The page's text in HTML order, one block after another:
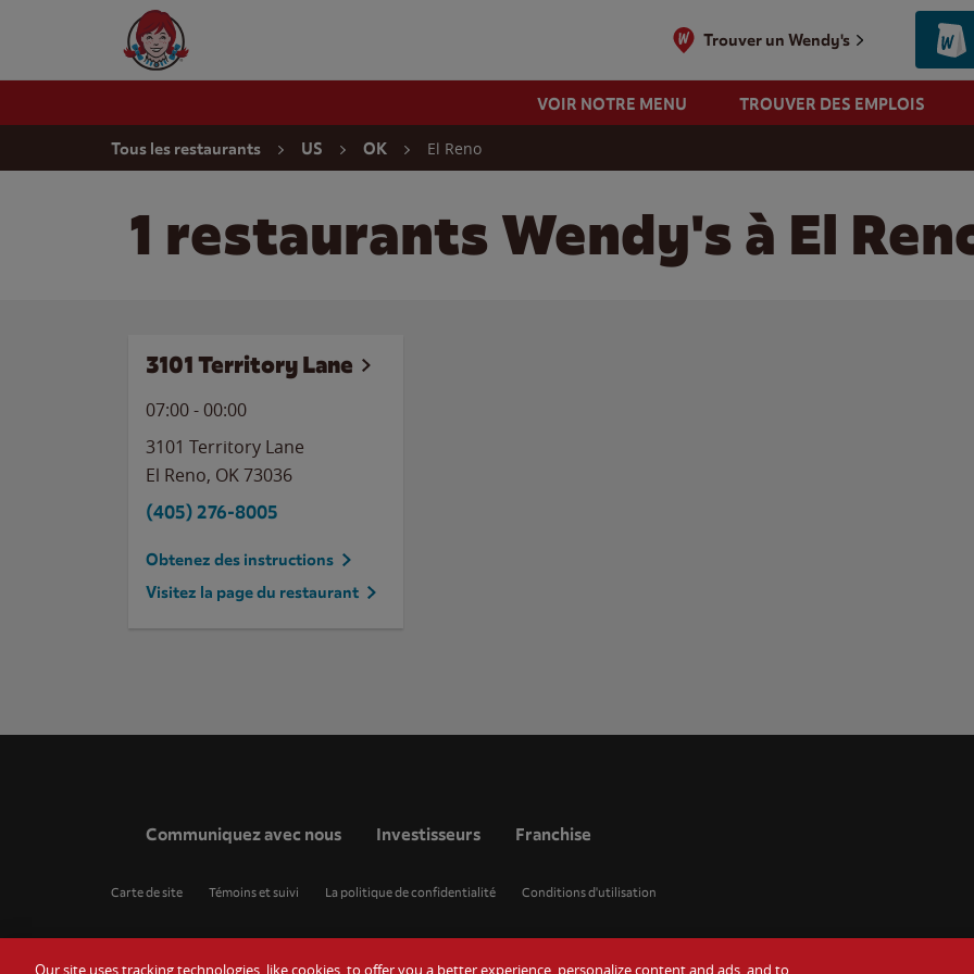
Wendy's Website Home
Trouver un Wendy's
VOIR NOTRE MENU TROUVER DES EMPLOIS
Return to NavTous les restaurants US OK El Reno
1 restaurants Wendy's à El
3101 Territory Lane
07:00- 00:00
3101 Territory Lane
El Reno, OK73036
(405) 276-8005
Obtenez des instructions
Visitez la page du restaurant
Communiquez avec nous Investisseurs Franchise
Carte de site Témoins et suivi La politique de confidentialité Conditions d'utilisation
Our site uses tracking technologies, like cookies, to offer you a better experience, personalize content and ads, and to